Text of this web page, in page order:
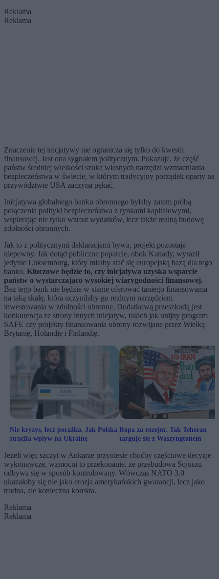
Reklama
Reklama
Znaczenie tej inicjatywy nie ogranicza się tylko do kwestii
finansowej. Jest ona sygnałem politycznym. Pokazuje, że część
państw średniej wielkości szuka własnych narzędzi wzmacniania
bezpieczeństwa w świecie, w którym tradycyjny porządek oparty na
przywództwie USA zaczyna pękać.
Inicjatywa globalnego banku obronnego byłaby zatem próbą
połączenia polityki bezpieczeństwa z rynkami kapitałowymi,
wspierając nie tylko wzrost wydatków, lecz także realną budowę
zdolności obronnych.
Jak to z politycznymi deklaracjami bywa, projekt pozostaje
niepewny. Jak dotąd publiczne poparcie, obok Kanady, wyraził
jedynie Luksemburg, który miałby stać się europejską bazą dla tego
banku. Kluczowe będzie to, czy inicjatywa uzyska wsparcie
państw o wystarczająco wysokiej wiarygodności finansowej.
Bez tego bank nie będzie w stanie oferować taniego finansowania
na taką skalę, która uczyniłaby go realnym narzędziem
inwestowania w zdolności obronne. Dodatkową przeszkodą jest
konkurencja ze strony innych inicjatyw, takich jak unijny program
SAFE czy projekty finansowania obrony rozwijane przez Wielką
Brytanię, Holandię i Finlandię.
Nie kryzys, lecz porażka. Jak Polska
straciła wpływ na Ukrainę
Ropa za rozejm. Tak Teheran
targuje się z Waszyngtonem
Jeżeli więc szczyt w Ankarze przyniesie choćby częściowe decyzje
wykonawcze, wzmocni to przekonanie, że przebudowa Sojuszu
odbywa się w sposób kontrolowany. Wówczas NATO 3.0
ukazałoby się nie jako erozja amerykańskich gwarancji, lecz jako
trudna, ale konieczna korekta.
Reklama
Reklama